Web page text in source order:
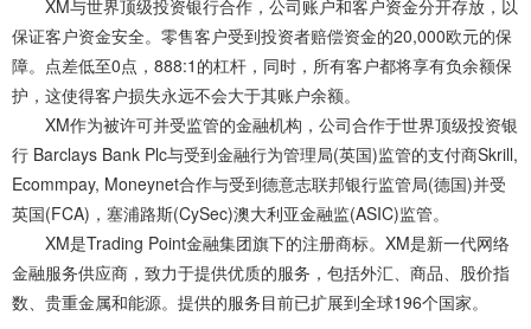
XM与世界顶级投资银行合作，公司账户和客户资金分开存放，以
保证客户资金安全。零售客户受到投资者赔偿资金的20,000欧元的保
障。点差低至0点，888:1的杠杆，同时，所有客户都将享有负余额保
护，这使得客户损失永远不会大于其账户余额。
XM作为被许可并受监管的金融机构，公司合作于世界顶级投资银
行 Barclays Bank Plc与受到金融行为管理局(英国)监管的支付商Skrill,
Ecommpay, Moneynet合作与受到德意志联邦银行监管局(德国)并受
英国(FCA)，塞浦路斯(CySec)澳大利亚金融监(ASIC)监管。
XM是Trading Point金融集团旗下的注册商标。XM是新一代网络
金融服务供应商，致力于提供优质的服务，包括外汇、商品、股价指
数、贵重金属和能源。提供的服务目前已扩展到全球196个国家。